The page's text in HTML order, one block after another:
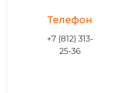
Телефон
+7 (812) 313-
25-36